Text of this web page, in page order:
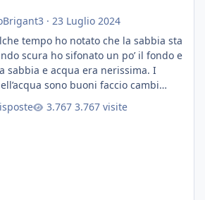
· 23 Luglio 2024
tempo ho notato che la sabbia sta
scura ho sifonato un po’ il fondo e
sabbia e acqua era nerissima. I
sono buoni faccio cambi
foglie delle piante sono
3.767 visite